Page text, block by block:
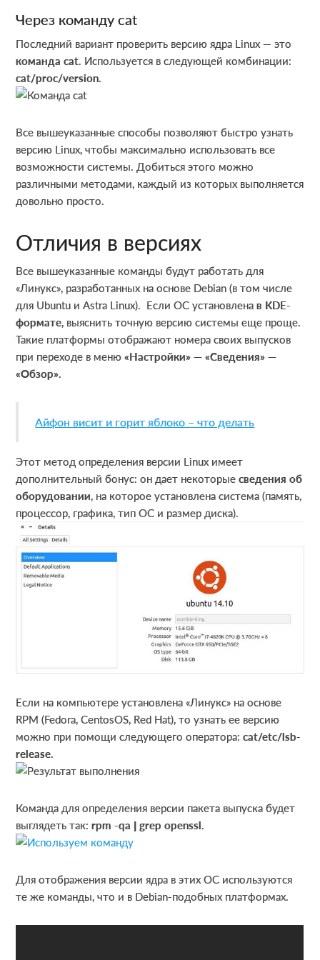
Через команду cat
Последний вариант проверить версию ядра Linux — это
команда cat. Используется в следующей комбинации:
cat/proc/version.
Все вышеуказанные способы позволяют быстро узнать
версию Linux, чтобы максимально использовать все
возможности системы. Добиться этого можно
различными методами, каждый из которых выполняется
довольно просто.
Отличия в версиях
Все вышеуказанные команды будут работать для
«Линукс», разработанных на основе Debian (в том числе
для Ubuntu и Astra Linux). Если ОС установленав KDE-
формате, выяснить точную версию системы еще проще.
Такие платформы отображают номера своих выпусков
при переходе в меню«Настройки» — «Сведения» —
«Обзор».
Айфон висит и горит яблоко – что делать
Этот метод определения версии Linux имеет
дополнительный бонус: он дает некоторыесведения об
оборудовании, на которое установлена система (память,
процессор, графика, тип ОС и размер диска).
Если на компьютере установлена «Линукс» на основе
RPM (Fedora, CentosOS, Red Hat), то узнать ее версию
можно при помощи следующего оператора:cat/etc/lsb-
release.
Команда для определения версии пакета выпуска будет
выглядеть так:rpm -qa | grep openssl.
Для отображения версии ядра в этих ОС используются
те же команды, что и в Debian-подобных платформах.